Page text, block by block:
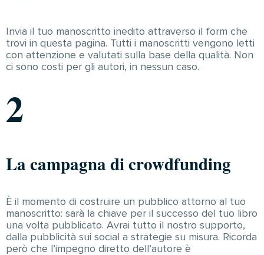
Invia il tuo manoscritto inedito attraverso il form che
trovi in questa pagina. Tutti i manoscritti vengono letti
con attenzione e valutati sulla base della qualità. Non
ci sono costi per gli autori, in nessun caso.
2
La campagna di crowdfunding
È il momento di costruire un pubblico attorno al tuo
manoscritto: sarà la chiave per il successo del tuo libro
una volta pubblicato. Avrai tutto il nostro supporto,
dalla pubblicità sui social a strategie su misura. Ricorda
però che l’impegno diretto dell’autore è